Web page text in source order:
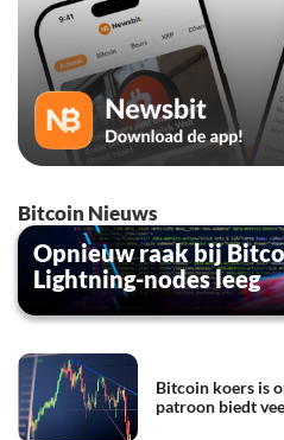
Bitcoin Nieuws
Opnieuw raak bij
Lightning-nodes leeg
Bitcoin koers is
patroon biedt